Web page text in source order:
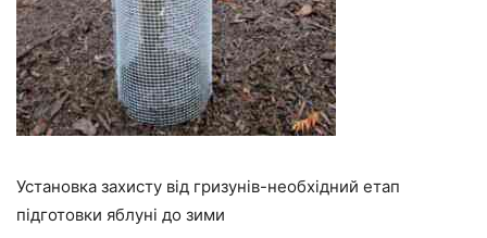
Установка захисту від гризунів-необхідний етап
підготовки яблуні до зими